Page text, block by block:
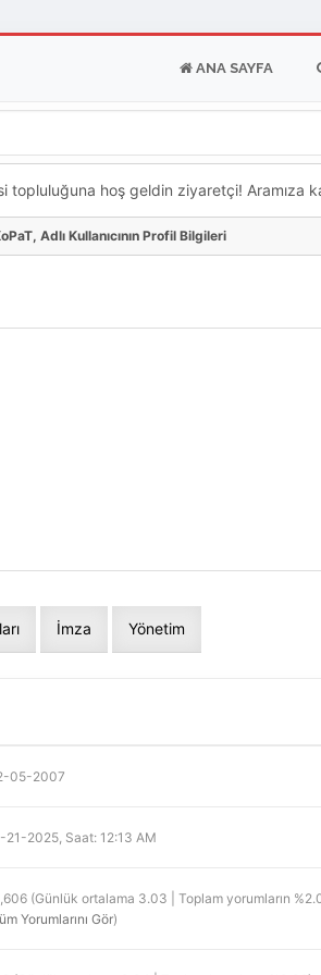
ANA SAYFA
hoş geldin ziyaretçi! Aramıza
Adlı Kullanıcının Profil Bilgileri
İmza Yönetim
05-2007
21-2025, Saat: 12:13 AM
(Günlük ortalama 3.03 | Toplam yorumların
Yorumlarını Gör)